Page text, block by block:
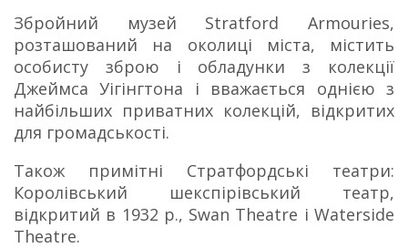
Збройний музей Stratford Armouries,
розташований на околиці міста, містить
особисту зброю і обладунки з колекції
Джеймса Уігінгтона і вважається однією з
найбільших приватних колекцій, відкритих
для громадськості.
Також примітні Стратфордські театри:
Королівський шекспірівський театр,
відкритий в 1932 р., Swan Theatre і Waterside
Theatre.